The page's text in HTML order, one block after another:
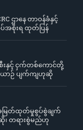
ဌာနေ တာဝန်ခံနှင့်
အစိုးရ ထုတ်ပြန်
နှင့် ငှက်တစ်ကောင်တို့
ယာဉ် ပျက်ကျဟုဆို
မြတ်ထုတ်မှုစွပ်စွဲချက်
ဆို၊ တရားစွဲမည်ဟု